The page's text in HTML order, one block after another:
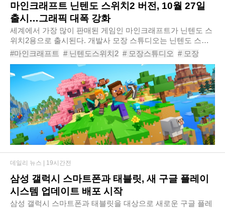
마인크래프트 닌텐도 스위치2 버전, 10월 27일
출시…그래픽 대폭 강화
세계에서 가장 많이 판매된 게임인 마인크래프트가 닌텐도 스
위치2용으로 출시된다. 개발사 모장 스튜디오는 닌텐도 스위
치2용 마인크래프트를 오는 10월 27일 출시한다고 발표했다.
기존 닌텐도 스위치 버전 구매자를 위한 ..
#마인크래프트 # 닌텐도스위치2 # 모장스튜디오 # 모장
# 비브런트비주얼 # 닌텐도 # 스위치2
# 마인크래프트던전스2 # 슈퍼마리오매시업팩 # 게임뉴스
삼성 갤럭시 스마트폰과 태블릿, 새 구글 플레이
시스템 업데이트 배포 시작
삼성 갤럭시 스마트폰과 태블릿을 대상으로 새로운 구글 플레
데일리 뉴스 | 19시간전